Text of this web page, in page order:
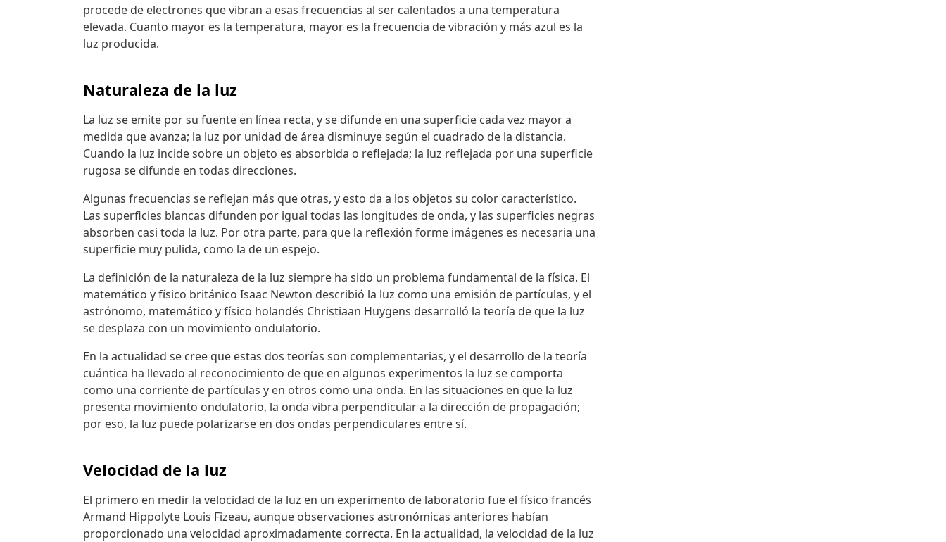
procede de electrones que vibran a esas frecuencias al ser calentados a una temperatura
elevada. Cuanto mayor es la temperatura, mayor es la frecuencia de vibración y más azul es la
luz producida.
Naturaleza de la luz
La luz se emite por su fuente en línea recta, y se difunde en una superficie cada vez mayor a
medida que avanza; la luz por unidad de área disminuye según el cuadrado de la distancia.
Cuando la luz incide sobre un objeto es absorbida o reflejada; la luz reflejada por una superficie
rugosa se difunde en todas direcciones.
Algunas frecuencias se reflejan más que otras, y esto da a los objetos su color característico.
Las superficies blancas difunden por igual todas las longitudes de onda, y las superficies negras
absorben casi toda la luz. Por otra parte, para que la reflexión forme imágenes es necesaria una
superficie muy pulida, como la de un espejo.
La definición de la naturaleza de la luz siempre ha sido un problema fundamental de la física. El
matemático y físico británico Isaac Newton describió la luz como una emisión de partículas, y el
astrónomo, matemático y físico holandés Christiaan Huygens desarrolló la teoría de que la luz
se desplaza con un movimiento ondulatorio.
En la actualidad se cree que estas dos teorías son complementarias, y el desarrollo de la teoría
cuántica ha llevado al reconocimiento de que en algunos experimentos la luz se comporta
como una corriente de partículas y en otros como una onda. En las situaciones en que la luz
presenta movimiento ondulatorio, la onda vibra perpendicular a la dirección de propagación;
por eso, la luz puede polarizarse en dos ondas perpendiculares entre sí.
Velocidad de la luz
El primero en medir la velocidad de la luz en un experimento de laboratorio fue el físico francés
Armand Hippolyte Louis Fizeau, aunque observaciones astronómicas anteriores habían
proporcionado una velocidad aproximadamente correcta. En la actualidad, la velocidad de la luz